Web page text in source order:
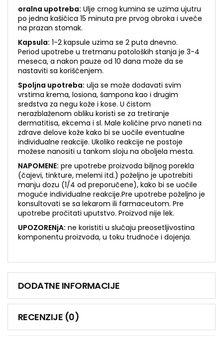
oralna upotreba: Ulje crnog kumina se uzima ujutru
po jedna kašičica 15 minuta pre prvog obroka i uveče
na prazan stomak.
Kapsula: 1-2 kapsule uzima se 2 puta dnevno.
Period upotrebe u tretmanu patoloških stanja je 3-4
meseca, a nakon pauze od 10 dana može da se
nastaviti sa korišćenjem.
Spoljna upotreba: ulja se može dodavati svim
vrstima krema, losiona, šampona kao i drugim
sredstva za negu kože i kose. U čistom
nerazblaženom obliku koristi se za tretiranje
dermatitisa, ekcema i sl. Male količine prvo naneti na
zdrave delove kože kako bi se uočile eventualne
individualne reakcije. Ukoliko reakcije ne postoje
možese nanositi u tankom sloju na oboljela mesta.
NAPOMENE: pre upotrebe proizvoda biljnog porekla
(čajevi, tinkture, melemi itd.) poželjno je upotrebiti
manju dozu (1/4 od preporučene), kako bi se uočile
moguće individualne reakcije.Pre upotrebe poželjno je
konsultovati se sa lekarom ili farmaceutom. Pre
upotrebe pročitati uputstvo. Proizvod nije lek.
UPOZORENjA: ne koristiti u slučaju preosetljivostina
komponentu proizvoda, u toku trudnoće i dojenja.
DODATNE INFORMACIJE
RECENZIJE (0)